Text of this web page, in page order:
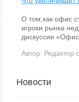
О том,как офис
игроки рынка
дискуссии «Офис
Автор: Редактор
Новости